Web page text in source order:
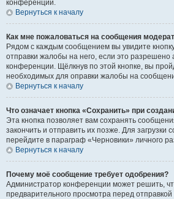
конференции.
Вернуться к началу
Как мне пожаловаться на сообщения
Рядом с каждым сообщением вы увидите
отправки жалобы на него, если это разрешено
конференции. Щёлкнув по этой кнопке, вы
необходимых для оправки жалобы на
Вернуться к началу
Что означает кнопка «Сохранить» при
Эта кнопка позволяет вам сохранять
закончить и отправить их позже. Для загрузки
перейдите в параграф «Черновики» личного
Вернуться к началу
Почему моё сообщение требует одобрения?
Администратор конференции может решить,
предварительного просмотра перед